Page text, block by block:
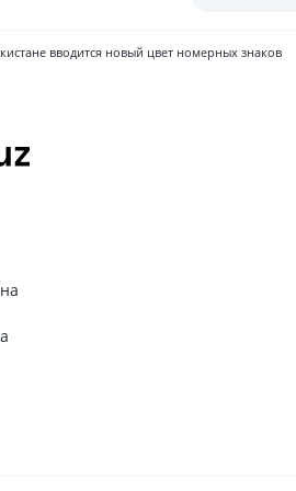
вводится новый цвет номерных знаков